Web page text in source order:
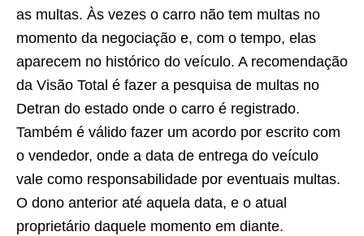
as multas. Às vezes o carro não tem multas no
momento da negociação e, com o tempo, elas
aparecem no histórico do veículo. A recomendação
da Visão Total é fazer a pesquisa de multas no
Detran do estado onde o carro é registrado.
Também é válido fazer um acordo por escrito com
o vendedor, onde a data de entrega do veículo
vale como responsabilidade por eventuais multas.
O dono anterior até aquela data, e o atual
proprietário daquele momento em diante.